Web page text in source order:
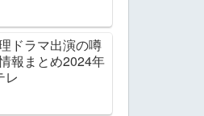
ドラマ出演の噂
報まとめ2024年
レ